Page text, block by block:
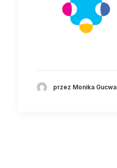
przez Monika Gucwa